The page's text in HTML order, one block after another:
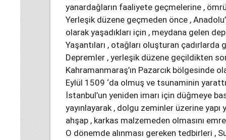
yanardağların faaliyete geçmelerine ,
Yerleşik düzene geçmeden önce ,
olarak yaşadıkları için , meydana gelen
Yaşantıları , otağları oluşturan çadırlarda
Depremler , yerleşik düzene geçildikten
Kahramanmaraş’ın Pazarcık bölgesinde
Eylül 1509 ‘da olmuş ve tsunaminin
İstanbul’un yeniden imarı için düğmeye
yayınlayarak , dolgu zeminler üzerine
ahşap , karkas malzemeden olmasını
O dönemde alınması gereken tedbirleri ,